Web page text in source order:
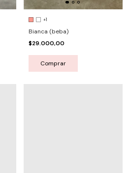
+1
Bianca (beba)
$29.000,00
Comprar